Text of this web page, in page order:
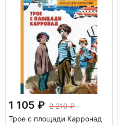
1 105
2 210
Трое с площади Карронад